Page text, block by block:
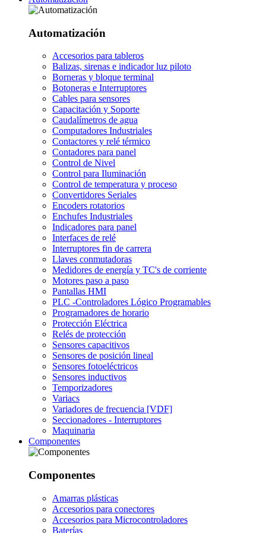
Automatización
Accesorios para tableros
Balizas, sirenas e indicador luz piloto
Borneras y bloque terminal
Botoneras e Interruptores
Cables para sensores
Capacitación y Soporte
Caudalímetros de agua
Computadores Industriales
Contactores y relé térmico
Contadores para panel
Control de Nivel
Control para Iluminación
Control de temperatura y proceso
Convertidores Seriales
Encoders rotatorios
Enchufes Industriales
Indicadores para panel
Interfaces de relé
Interruptores fin de carrera
Llaves conmutadoras
Medidores de energía y TC's de corriente
Motores paso a paso
Pantallas HMI
PLC -Controladores Lógico Programables
Programadores de horario
Protección Eléctrica
Relés de protección
Sensores capacitivos
Sensores de posición lineal
Sensores fotoeléctricos
Sensores inductivos
Temporizadores
Variacs
Variadores de frecuencia [VDF]
Seccionadores - Interruptores
Maquinaria
Componentes
Componentes
Amarras plásticas
Accesorios para conectores
Accesorios para Microcontroladores
Baterías